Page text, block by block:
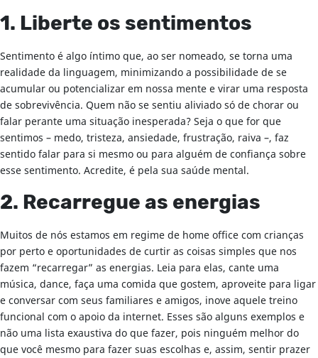
1. Liberte os sentimentos
Sentimento é algo íntimo que, ao ser nomeado, se torna uma
realidade da linguagem, minimizando a possibilidade de se
acumular ou potencializar em nossa mente e virar uma resposta
de sobrevivência. Quem não se sentiu aliviado só de chorar ou
falar perante uma situação inesperada? Seja o que for que
sentimos – medo, tristeza, ansiedade, frustração, raiva –, faz
sentido falar para si mesmo ou para alguém de confiança sobre
esse sentimento. Acredite, é pela sua saúde mental.
2. Recarregue as energias
Muitos de nós estamos em regime de home office com crianças
por perto e oportunidades de curtir as coisas simples que nos
fazem “recarregar” as energias. Leia para elas, cante uma
música, dance, faça uma comida que gostem, aproveite para ligar
e conversar com seus familiares e amigos, inove aquele treino
funcional com o apoio da internet. Esses são alguns exemplos e
não uma lista exaustiva do que fazer, pois ninguém melhor do
que você mesmo para fazer suas escolhas e, assim, sentir prazer